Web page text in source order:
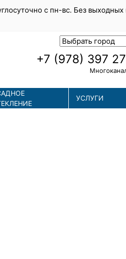
с пн-вс. Без выходных
+7 (978) 397
УСЛУГИ